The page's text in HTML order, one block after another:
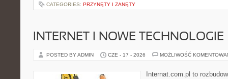
CATEGORIES: PRZYNĘTY I ZANĘTY
INTERNET I NOWE TECHNOLOGIE
POSTED BY ADMIN CZE - 17 - 2026 MOŻLIWOŚĆ
Internat.com.pl to